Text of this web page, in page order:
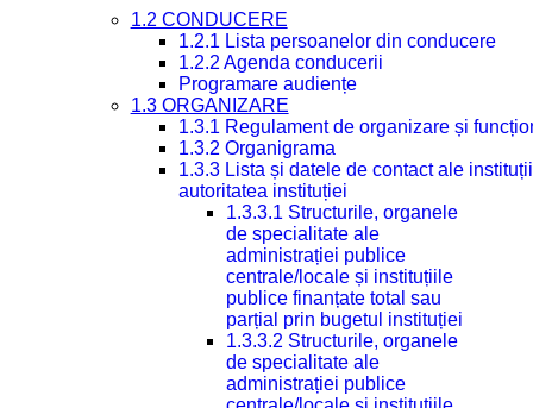
1.2 CONDUCERE
1.2.1 Lista persoanelor din conducere
1.2.2 Agenda conducerii
Programare audiențe
1.3 ORGANIZARE
1.3.1 Regulament de organizare și
1.3.2 Organigrama
1.3.3 Lista și datele de contact ale
autoritatea instituției
1.3.3.1 Structurile, organele
de specialitate ale
administrației publice
centrale/locale și instituțiile
publice finanțate total sau
parțial prin bugetul instituției
1.3.3.2 Structurile, organele
de specialitate ale
administrației publice